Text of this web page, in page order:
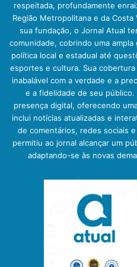
respeitada, profundamente
Região Metropolitana e da
sua fundação, o Jornal Atual
comunidade, cobrindo uma
política local e estadual até
esportes e cultura. Sua
inabalável com a verdade e a
e a fidelidade de seu
presença digital, oferecendo
inclui notícias atualizadas e
de comentários, redes sociais
permitiu ao jornal alcançar um
adaptando-se às novas